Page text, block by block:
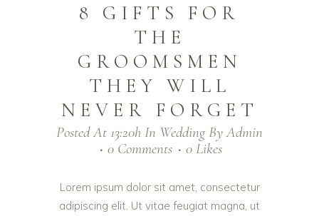
8 GIFTS FOR
THE
GROOMSMEN
THEY WILL
NEVER FORGET
Posted At 13:20h In Wedding ByAdmin
0 Comments
0 Likes
Lorem ipsum dolor sit amet, consectetur
adipiscing elit. Ut vitae feugiat magna, ut